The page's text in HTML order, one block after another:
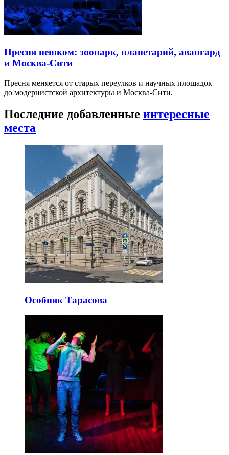
Пресня пешком: зоопарк, планетарий, авангард
и Москва-Сити
Пресня меняется от старых переулков и научных площадок
до модернистской архитектуры и Москва-Сити.
Последние добавленные интересные
места
Особняк Тарасова